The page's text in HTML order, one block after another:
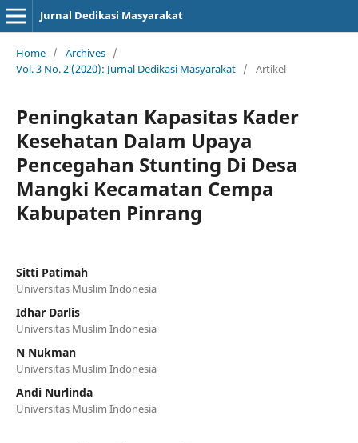
Jurnal Dedikasi Masyarakat
Home / Archives /
Vol. 3 No. 2 (2020): Jurnal Dedikasi Masyarakat / Artikel
Peningkatan Kapasitas Kader
Kesehatan Dalam Upaya
Pencegahan Stunting Di Desa
Mangki Kecamatan Cempa
Kabupaten Pinrang
Sitti Patimah
Universitas Muslim Indonesia
Idhar Darlis
Universitas Muslim Indonesia
N Nukman
Universitas Muslim Indonesia
Andi Nurlinda
Universitas Muslim Indonesia